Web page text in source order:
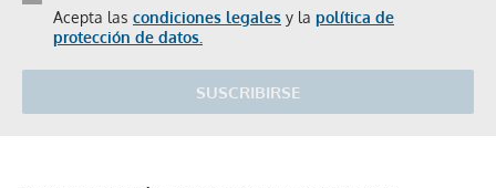
Acepta las condiciones legales y la política de
protección de datos.
SUSCRIBIRSE